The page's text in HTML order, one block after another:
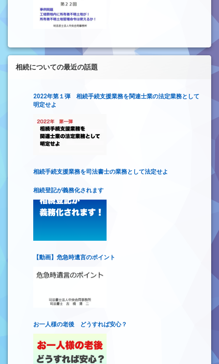
相続についての最近の話題
2022年第１弾 相続手続支援業務を関連士業の法定業務として
明定せよ
相続手続支援業務を司法書士の業務として法定せよ
相続登記が義務化されます
【動画】危急時遺言のポイント
お一人様の老後 どうすれば安心？